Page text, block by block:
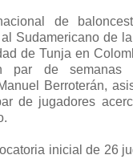
de
Sudamericano de
de Tunja en
par de semanas
Berroterán,
de jugadores
inicial de 26